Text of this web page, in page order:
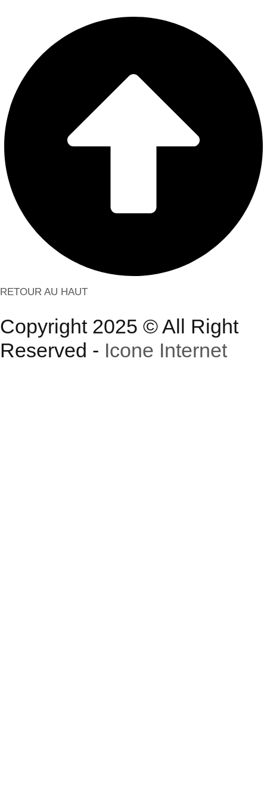
RETOUR AU HAUT
Copyright 2025 © All Right
Reserved - Icone Internet